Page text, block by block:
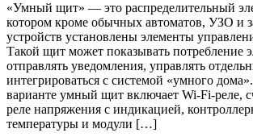
«Умный щит» — это распределительный
котором кроме обычных автоматов, УЗО и
устройств установлены элементы
Такой щит может показывать потребление
отправлять уведомления, управлять
интегрироваться с системой «умного
варианте умный щит включает Wi-Fi-реле,
реле напряжения с индикацией,
температуры и модули […]